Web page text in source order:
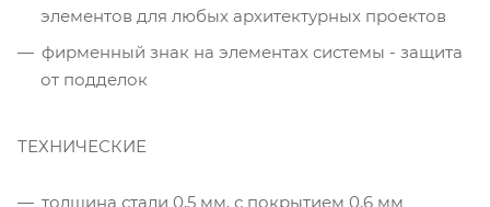
элементов для любых архитектурных проектов
фирменный знак на элементах системы - защита
от подделок
ТЕХНИЧЕСКИЕ
толщина стали 0,5 мм, с покрытием 0,6 мм